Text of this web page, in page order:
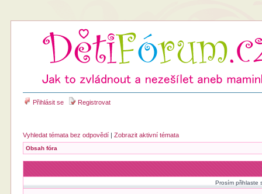
Přihlásit se Registrovat
Vyhledat témata bez odpovědí |Zobrazit aktivní témata
Obsah fóra
Prosím přihlaste